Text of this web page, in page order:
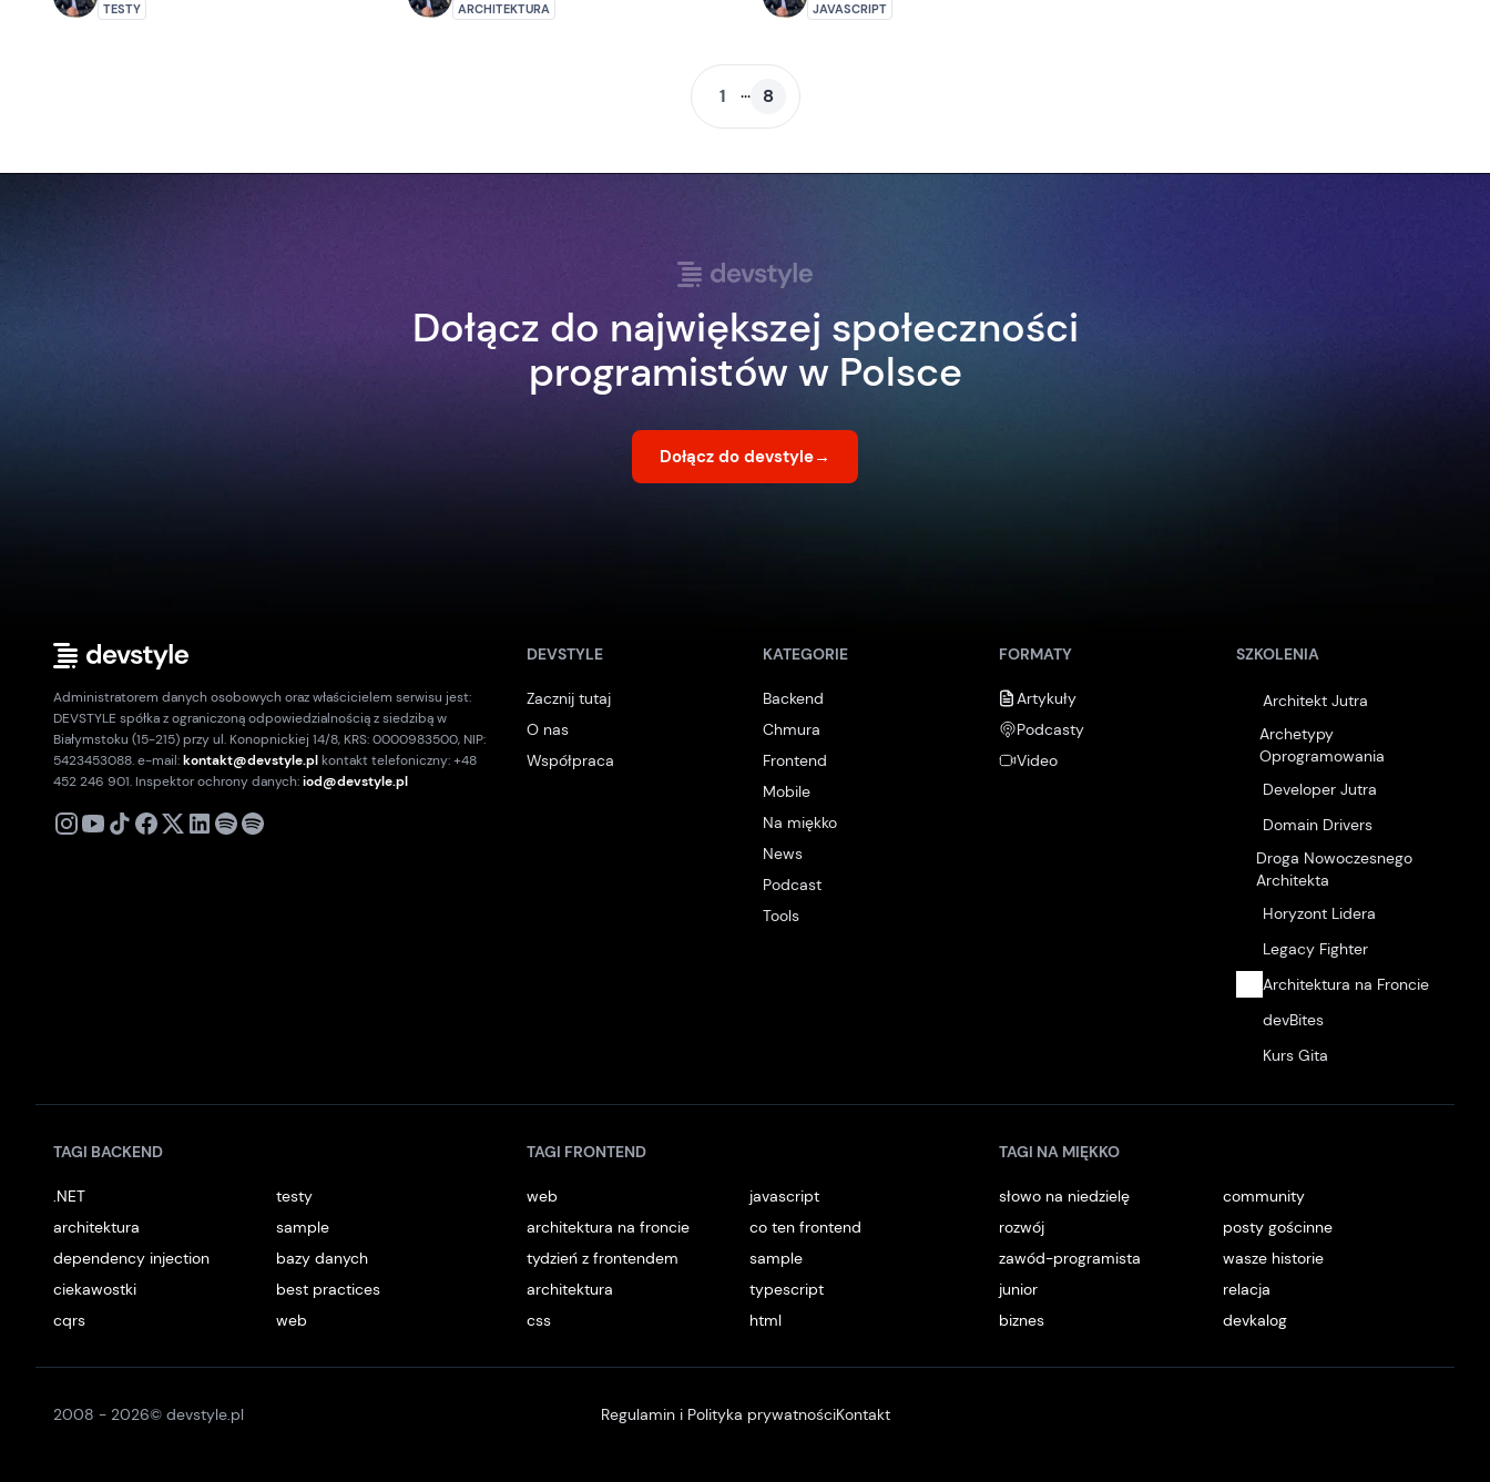
TESTY ARCHITEKTURA JAVASCRIPT
1 ... 8
Dołącz do największej społeczności
programistów w Polsce
Dołącz do devstyle→
Administratorem danych osobowych oraz właścicielem serwisu jest:
DEVSTYLE spółka z ograniczoną odpowiedzialnością z siedzibą w
Białymstoku (15-215) przy ul. Konopnickiej 14/8, KRS: 0000983500, NIP:
5423453088. e-mail:kontakt@devstyle.plkontakt telefoniczny: +48
452 246 901. Inspektor ochrony danych:iod@devstyle.pl
X
DEVSTYLE
Zacznij tutaj
O nas
Współpraca
KATEGORIE
Backend
Chmura
Frontend
Mobile
Na miękko
News
Podcast
Tools
FORMATY
Artykuły
Podcasty
Video
SZKOLENIA
Architekt Jutra
Archetypy
Oprogramowania
Developer Jutra
Domain Drivers
Droga Nowoczesnego
Architekta
Horyzont Lidera
Legacy Fighter
Architektura na Froncie
devBites
Kurs Gita
TAGI BACKEND
.NET
testy
architektura
sample
dependency injection
bazy danych
ciekawostki
best practices
cqrs
web
TAGI FRONTEND
web
javascript
architektura na froncie
co ten frontend
tydzień z frontendem
sample
architektura
typescript
css
html
TAGI NA MIĘKKO
słowo na niedzielę
community
rozwój
posty gościnne
zawód-programista
wasze historie
junior
relacja
biznes
devkalog
2008 - 2026© devstyle.pl Regulamin i Polityka prywatnościKontakt